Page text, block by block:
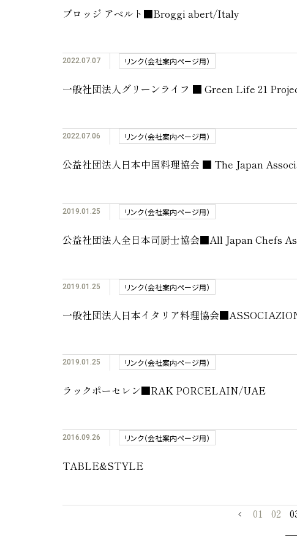
ブロッジ アベルト■Broggi abert/Italy
2022.07.07 リンク（会社案内ページ用）
一般社団法人グリーンライフ ■ Green Life 21
2022.07.06 リンク（会社案内ページ用）
公益社団法人日本中国料理協会 ■ The Japan
2019.01.25 リンク（会社案内ページ用）
公益社団法人全日本司厨士協会■All Japan Chefs
2019.01.25 リンク（会社案内ページ用）
一般社団法人日本イタリア料理協会
2019.01.25 リンク（会社案内ページ用）
ラックポーセレン■RAK PORCELAIN/UAE
2016.09.26 リンク（会社案内ページ用）
TABLE&STYLE
01 02